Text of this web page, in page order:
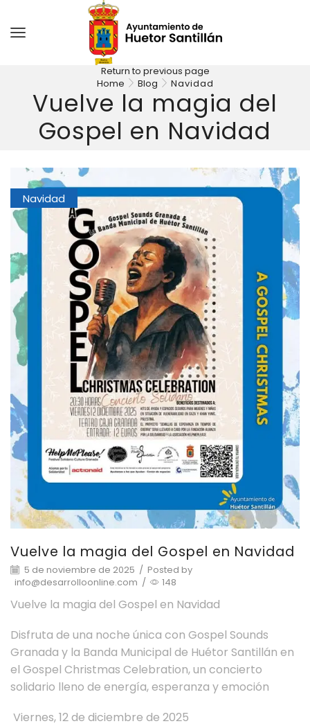
Return to previous page
Home
Blog Navidad
Vuelve la magia del
Gospel en Navidad
Navidad
Vuelve la magia del Gospel en Navidad
5 de noviembre de 2025 / Posted by
info@desarrolloonline.com / 148
Vuelve la magia del Gospel en Navidad
Disfruta de una noche única con Gospel Sounds
Granada y la Banda Municipal de Huétor Santillán en
el Gospel Christmas Celebration, un concierto
solidario lleno de energía, esperanza y emoción
Viernes, 12 de diciembre de 2025